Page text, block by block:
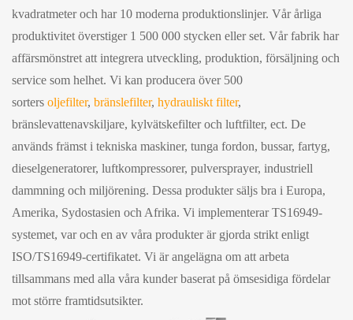
kvadratmeter och har 10 moderna produktionslinjer. Vår årliga
produktivitet överstiger 1 500 000 stycken eller set. Vår fabrik har
affärsmönstret att integrera utveckling, produktion, försäljning och
service som helhet. Vi kan producera över 500
sorters oljefilter, bränslefilter, hydrauliskt filter,
bränslevattenavskiljare, kylvätskefilter och luftfilter, ect. De
används främst i tekniska maskiner, tunga fordon, bussar, fartyg,
dieselgeneratorer, luftkompressorer, pulversprayer, industriell
dammning och miljörening. Dessa produkter säljs bra i Europa,
Amerika, Sydostasien och Afrika. Vi implementerar TS16949-
systemet, var och en av våra produkter är gjorda strikt enligt
ISO/TS16949-certifikatet. Vi är angelägna om att arbeta
tillsammans med alla våra kunder baserat på ömsesidiga fördelar
mot större framtidsutsikter.